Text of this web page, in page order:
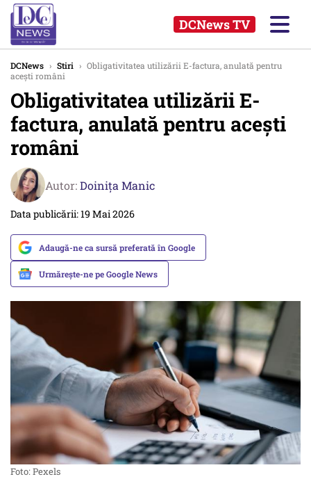
DCNews TV
DCNews › Stiri › Obligativitatea utilizării E-factura, anulată pentru
acești români
Obligativitatea utilizării E-
factura, anulată pentru acești
români
Autor:Doinița Manic
Data publicării: 19 Mai 2026
Adaugă-ne ca sursă preferată în Google
Urmărește-ne pe Google News
Foto: Pexels